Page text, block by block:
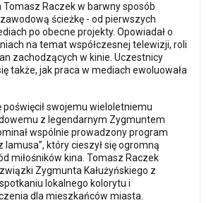
Tomasz Raczek w barwny sposób
ścieżkę - od pierwszych
po obecne projekty. Opowiadał o
na temat współczesnej telewizji, roli
zachodzących w kinie. Uczestnicy
także, jak praca w mediach ewoluowała
swojemu wieloletniemu
z legendarnym Zygmuntem
wspólnie prowadzony program
lamusa”, który cieszył się ogromną
miłośników kina. Tomasz Raczek
Zygmunta Kałużyńskiego z
lokalnego kolorytu i
dla mieszkańców miasta.